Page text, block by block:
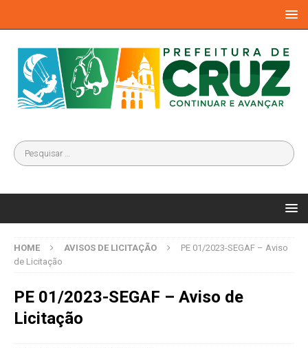
HOME AVISOS DE LICITAÇÃO
PE 01/2023-SEGAF – Aviso
de Licitação
PE 01/2023-SEGAF – Aviso de
Licitação